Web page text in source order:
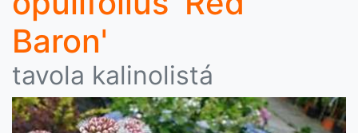
Baron'
tavola kalinolistá